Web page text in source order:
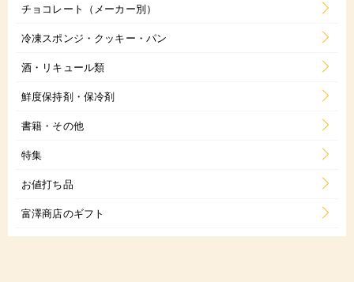
チョコレート（メーカー別）
冷凍スポンジ・クッキー・パン
酒・リキュール類
鮮度保持剤・保冷剤
書籍・その他
特集
お値打ち品
富澤商店のギフト